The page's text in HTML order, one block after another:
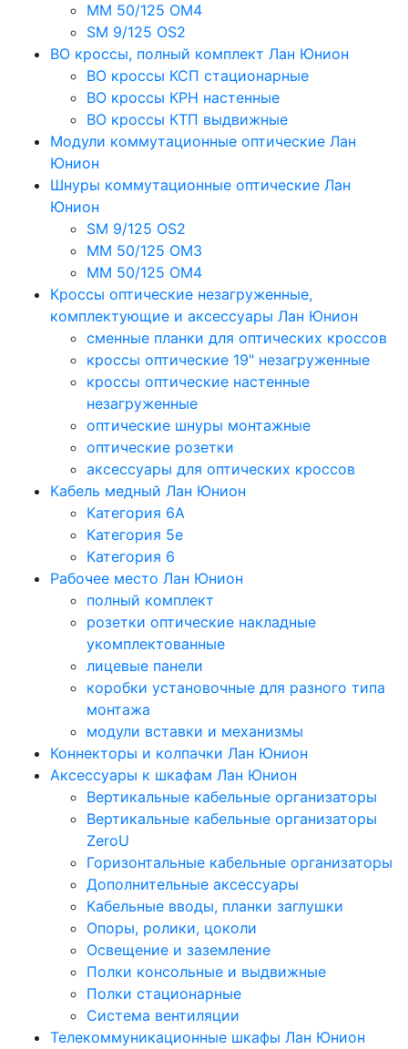
MM 50/125 OM4
SM 9/125 OS2
ВО кроссы, полный комплект Лан Юнион
ВО кроссы КСП стационарные
ВО кроссы КРН настенные
ВО кроссы КТП выдвижные
Модули коммутационные оптические Лан
Юнион
Шнуры коммутационные оптические Лан
Юнион
SM 9/125 OS2
MM 50/125 OM3
MM 50/125 OM4
Кроссы оптические незагруженные,
комплектующие и аксессуары Лан Юнион
сменные планки для оптических кроссов
кроссы оптические 19" незагруженные
кроссы оптические настенные
незагруженные
оптические шнуры монтажные
оптические розетки
аксессуары для оптических кроссов
Кабель медный Лан Юнион
Категория 6A
Категория 5e
Категория 6
Рабочее место Лан Юнион
полный комплект
розетки оптические накладные
укомплектованные
лицевые панели
коробки установочные для разного типа
монтажа
модули вставки и механизмы
Коннекторы и колпачки Лан Юнион
Аксессуары к шкафам Лан Юнион
Вертикальные кабельные организаторы
Вертикальные кабельные организаторы
ZeroU
Горизонтальные кабельные организаторы
Дополнительные аксессуары
Кабельные вводы, планки заглушки
Опоры, ролики, цоколи
Освещение и заземление
Полки консольные и выдвижные
Полки стационарные
Система вентиляции
Телекоммуникационные шкафы Лан Юнион